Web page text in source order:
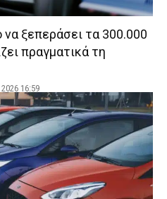
ξεπεράσει τα 300.000
πραγματικά τη
16:59